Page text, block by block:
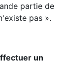
partie de
pas ».
un